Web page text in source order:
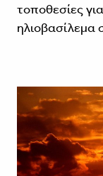
τοποθεσίες
ηλιοβασίλεμα